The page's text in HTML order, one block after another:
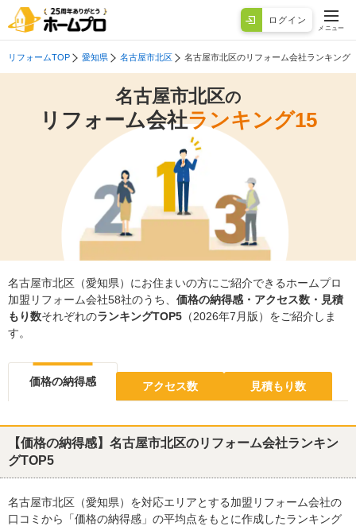
ログイン
メニュー
リフォームTOP 愛知県 名古屋市北区 名古屋市北区のリフォーム会社ランキング
名古屋市北区の
リフォーム会社ランキング15
名古屋市北区（愛知県）にお住まいの方にご紹介できるホームプロ
加盟リフォーム会社58社のうち、 価格の納得感・アクセス数・見積
もり数それぞれのランキングTOP5 （2026年7月版）をご紹介しま
す。
価格の納得感 アクセス数 見積もり数
【価格の納得感】名古屋市北区のリフォーム会社ランキン
グTOP5
名古屋市北区（愛知県）を対応エリアとする加盟リフォーム会社の
口コミから「価格の納得感」の平均点をもとに作成したランキング